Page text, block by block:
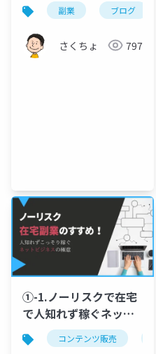
副業 ブログ
さくちょ 797
①-1.ノーリスクで在宅
で人知れず稼ぐネット
ビジネスの始め方@ノ
ーリスク在宅副業のす
コンテンツ販売